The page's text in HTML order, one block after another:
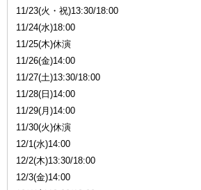
11/23(火・祝)13:30/18:00
11/24(水)18:00
11/25(木)休演
11/26(金)14:00
11/27(土)13:30/18:00
11/28(日)14:00
11/29(月)14:00
11/30(火)休演
12/1(水)14:00
12/2(木)13:30/18:00
12/3(金)14:00